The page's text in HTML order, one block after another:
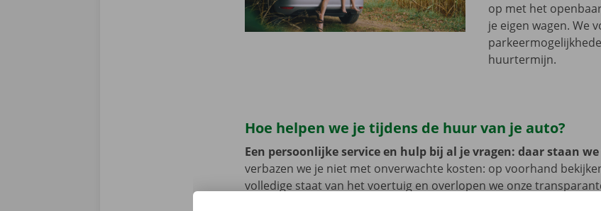
op met het
je eigen wagen. We
huurtermijn.
Hoe helpen we je tijdens de huur van je auto?
Een persoonlijke service en hulp bij al je vragen: daar staan
verbazen we je niet met onverwachte kosten: op voorhand
volledige staat van het voertuig en overlopen we onze